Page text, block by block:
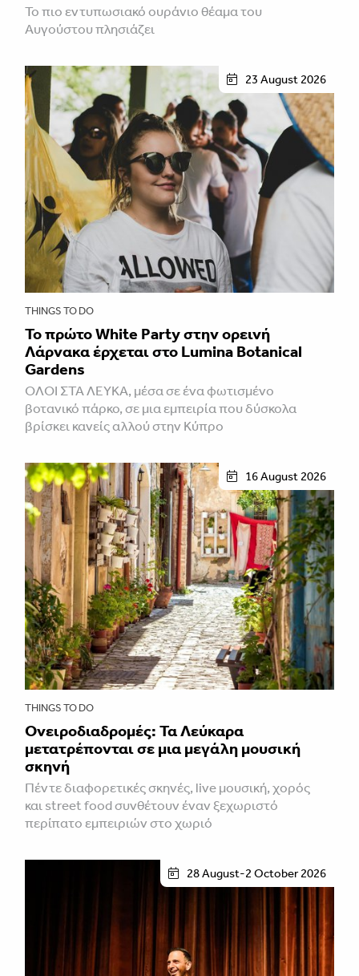
Το πιο εντυπωσιακό ουράνιο θέαμα του
Αυγούστου πλησιάζει
23 August 2026
THINGS TO DO
Το πρώτο White Party στην ορεινή
Λάρνακα έρχεται στο Lumina Botanical
Gardens
ΌΛΟΙ ΣΤΑ ΛΕΥΚΆ, μέσα σε ένα φωτισμένο
βοτανικό πάρκο, σε μια εμπειρία που δύσκολα
βρίσκει κανείς αλλού στην Κύπρο
16 August 2026
THINGS TO DO
Ονειροδιαδρομές: Τα Λεύκαρα
μετατρέπονται σε μια μεγάλη μουσική
σκηνή
Πέντε διαφορετικές σκηνές, live μουσική, χορός
και street food συνθέτουν έναν ξεχωριστό
περίπατο εμπειριών στο χωριό
28 August-2 October 2026